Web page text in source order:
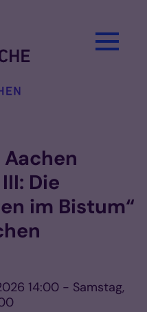
Die
im Bistum“
14:00 - Samstag,